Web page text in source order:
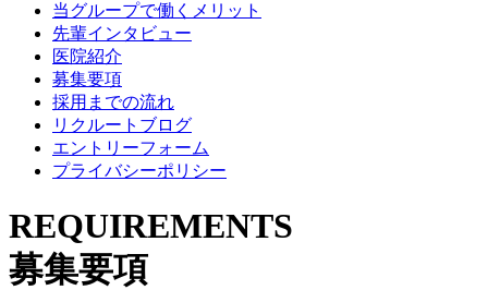
当グループで働くメリット
先輩インタビュー
医院紹介
募集要項
採用までの流れ
リクルートブログ
エントリーフォーム
プライバシーポリシー
REQUIREMENTS
募集要項